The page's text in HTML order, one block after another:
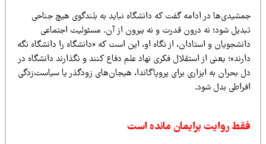
در ادامه گفت که دانشگاه نباید به بلندگوی هیچ جناحی
شود؛ نه درون قدرت و نه بیرون از آن. مسئولیت اجتماعی
و استادان، از نگاه او، این است که «دانشگاه را دانشگاه نگه
یعنی از استقلال فکری نهاد علم دفاع کنند و نگذارند دانشگاه در
بحران به ابزاری برای پروپاگاندا، هیجان‌های زودگذر یا سیاست‌زدگی
بدل شود.
روایت برایمان مانده است